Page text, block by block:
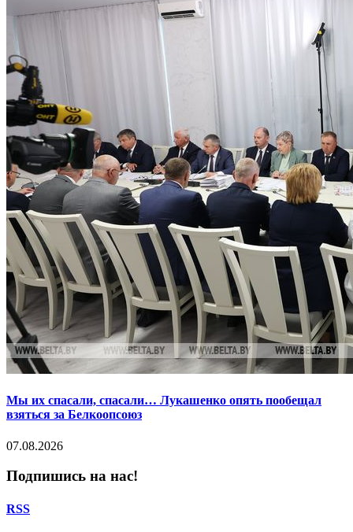
Мы их спасали, спасали… Лукашенко опять пообещал
взяться за Белкоопсоюз
07.08.2026
Подпишись на нас!
RSS